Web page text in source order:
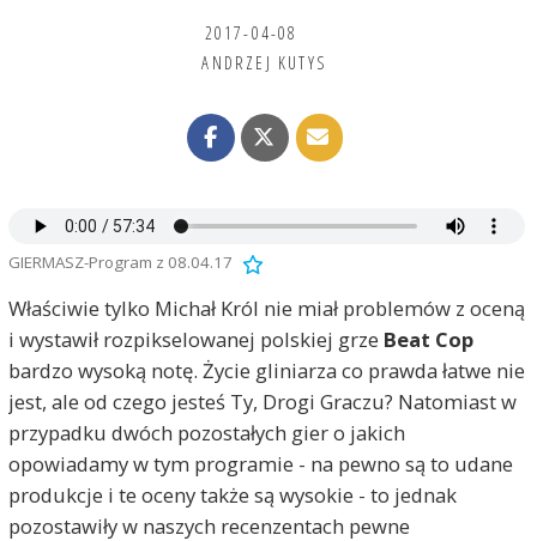
2017-04-08
ANDRZEJ KUTYS
GIERMASZ-Program z 08.04.17
Właściwie tylko Michał Król nie miał problemów z oceną
i wystawił rozpikselowanej polskiej grze Beat Cop
bardzo wysoką notę. Życie gliniarza co prawda łatwe nie
jest, ale od czego jesteś Ty, Drogi Graczu? Natomiast w
przypadku dwóch pozostałych gier o jakich
opowiadamy w tym programie - na pewno są to udane
produkcje i te oceny także są wysokie - to jednak
pozostawiły w naszych recenzentach pewne